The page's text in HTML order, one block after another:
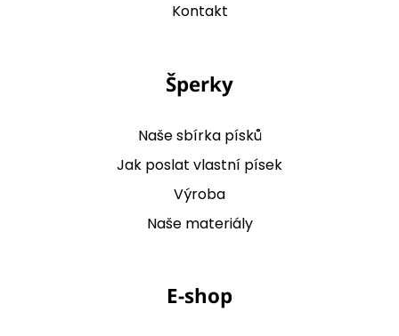
Kontakt
Šperky
Naše sbírka písků
Jak poslat vlastní písek
Výroba
Naše materiály
E-shop